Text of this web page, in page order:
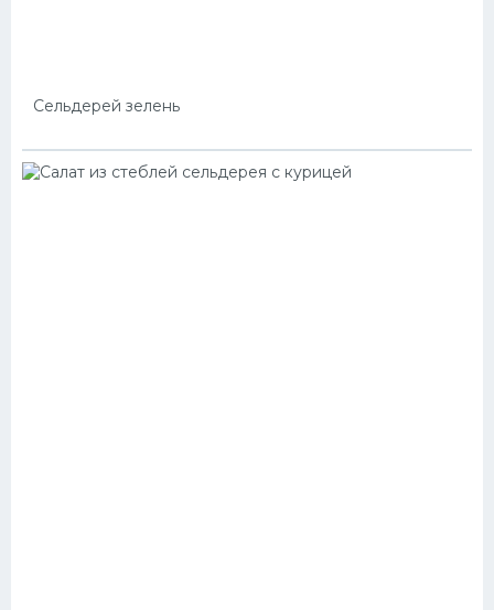
Сельдерей зелень